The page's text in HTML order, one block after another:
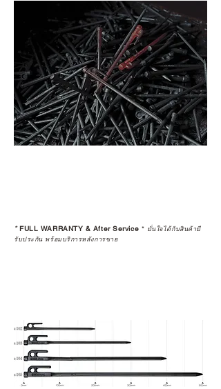
*FULL WARRANTY & After Service * มั่นใจได้กับสินค้ามี
รับประกัน พร้อมบริการหลังการขาย